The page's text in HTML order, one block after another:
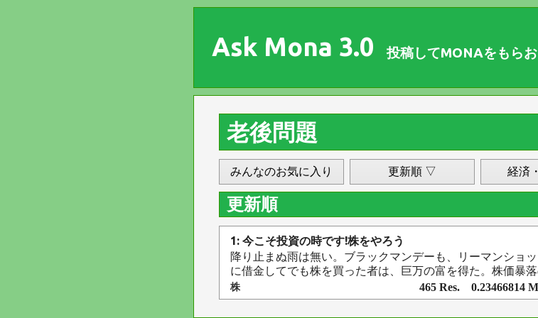
Ask Mona 3.0 投稿してMONAをもらお
老後問題
みんなのお気に入り 更新順 ▽ 経済
更新順
1: 今こそ投資の時です!株をやろう
降り止まぬ雨は無い。ブラックマンデーも、リーマンショ
に借金してでも株を買った者は、巨万の富を得た。株価暴
株 465 Res. 0.23466814